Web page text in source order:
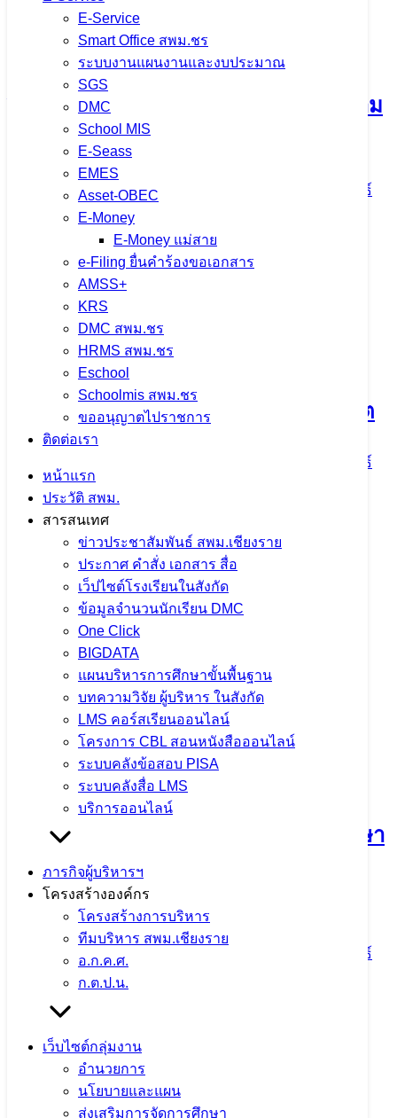
E-Service
Smart Office สพม.ชร
ระบบงานแผนงานและงบประมาณ
SGS
DMC
School MIS
E-Seass
EMES
Asset-OBEC
E-Money
E-Money แม่สาย
e-Filing ยื่นคำร้องขอเอกสาร
AMSS+
KRS
DMC สพม.ชร
HRMS สพม.ชร
Eschool
Schoolmis สพม.ชร
ขออนุญาตไปราชการ
ติดต่อเรา
หน้าแรก
ประวัติ สพม.
สารสนเทศ
ข่าวประชาสัมพันธ์ สพม.เชียงราย
ประกาศ คำสั่ง เอกสาร สื่อ
เว็ปไซต์โรงเรียนในสังกัด
ข้อมูลจำนวนนักเรียน DMC
One Click
BIGDATA
แผนบริหารการศึกษาขั้นพื้นฐาน
บทความวิจัย ผู้บริหาร ในสังกัด
LMS คอร์สเรียนออนไลน์
โครงการ CBL สอนหนังสือออนไลน์
ระบบคลังข้อสอบ PISA
ระบบคลังสื่อ LMS
บริการออนไลน์
ภารกิจผู้บริหารฯ
โครงสร้างองค์กร
โครงสร้างการบริหาร
ทีมบริหาร สพม.เชียงราย
อ.ก.ค.ศ.
ก.ต.ป.น.
เว็บไซต์กลุ่มงาน
อำนวยการ
นโยบายและแผน
ส่งเสริมการจัดการศึกษา
การประชุมคณะกรรมการขับเคลื่อน
การนำเข้าข้อมูล OIT+ ประจำ
ปีงบประมาณ พ.ศ. 2569 มุ่งยกระดับความ
โปร่งใสในการดำเนินงาน
5 สิงหาคม 20265 สิงหาคม 2026
ข่าวประชาสัมพันธ์
สพม.เชียงราย
สพม.เชียงราย ร่วมเป็นวิทยากรแนะแนว
การศึกษา ในกิจกรรม CRRU Road
Show 2026 เปิดโลกการเรียนรู้ สู่อนาคต
ข่าวประชาสัมพันธ์
สพม.เชียงราย
จำนวนผู้ชม: 10
กิจกรรมแลกเปลี่ยนเรียนรู้วิธีปฏิบัติที่ดี
(Best Practice) และการขับเคลื่อนหลัก
ปรัชญาของเศรษฐกิจพอเพียงสู่สถานศึกษา
ประจำปีงบประมาณ พ.ศ. 2569 ณ โรง
เรียนแม่ต๋ำตาดควันวิทยาคม
4 สิงหาคม 2026
ข่าวประชาสัมพันธ์
จำนวนผู้ชม: 9